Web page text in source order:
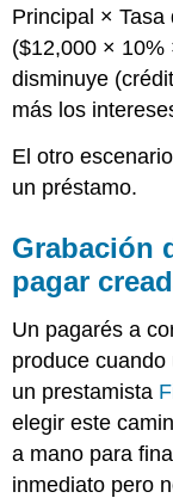
Principal ×
($12,000 × 10%
disminuye
más los
El otro
un préstamo.
Grabación
pagar
Un pagarés a
produce
un prestamista
elegir este
a mano para
inmediato pero